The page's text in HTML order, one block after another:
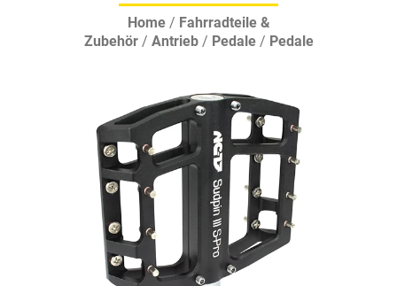
Home/ Fahrradteile &
Zubehör/ Antrieb/ Pedale/ Pedale